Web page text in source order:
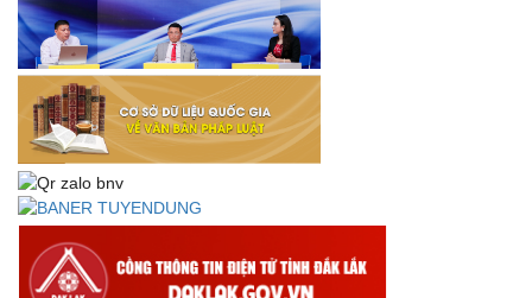
Thư chúc mừng của Bộ trưởng Bộ Nội vụ nhân dịp kỷ
niệm 78 năm Ngày thành lập Bộ Nội vụ, Ngày truyền
thống ngành Tổ chức nhà nước (28/8/1945-28/8/2023)
Thông báo về việc đăng tải Bộ câu hỏi và gợi ý trả lời Hội
thi dân vận khéo năm 2023